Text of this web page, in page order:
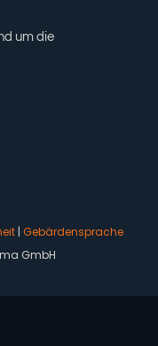
um die
| Gebärdensprache
GmbH